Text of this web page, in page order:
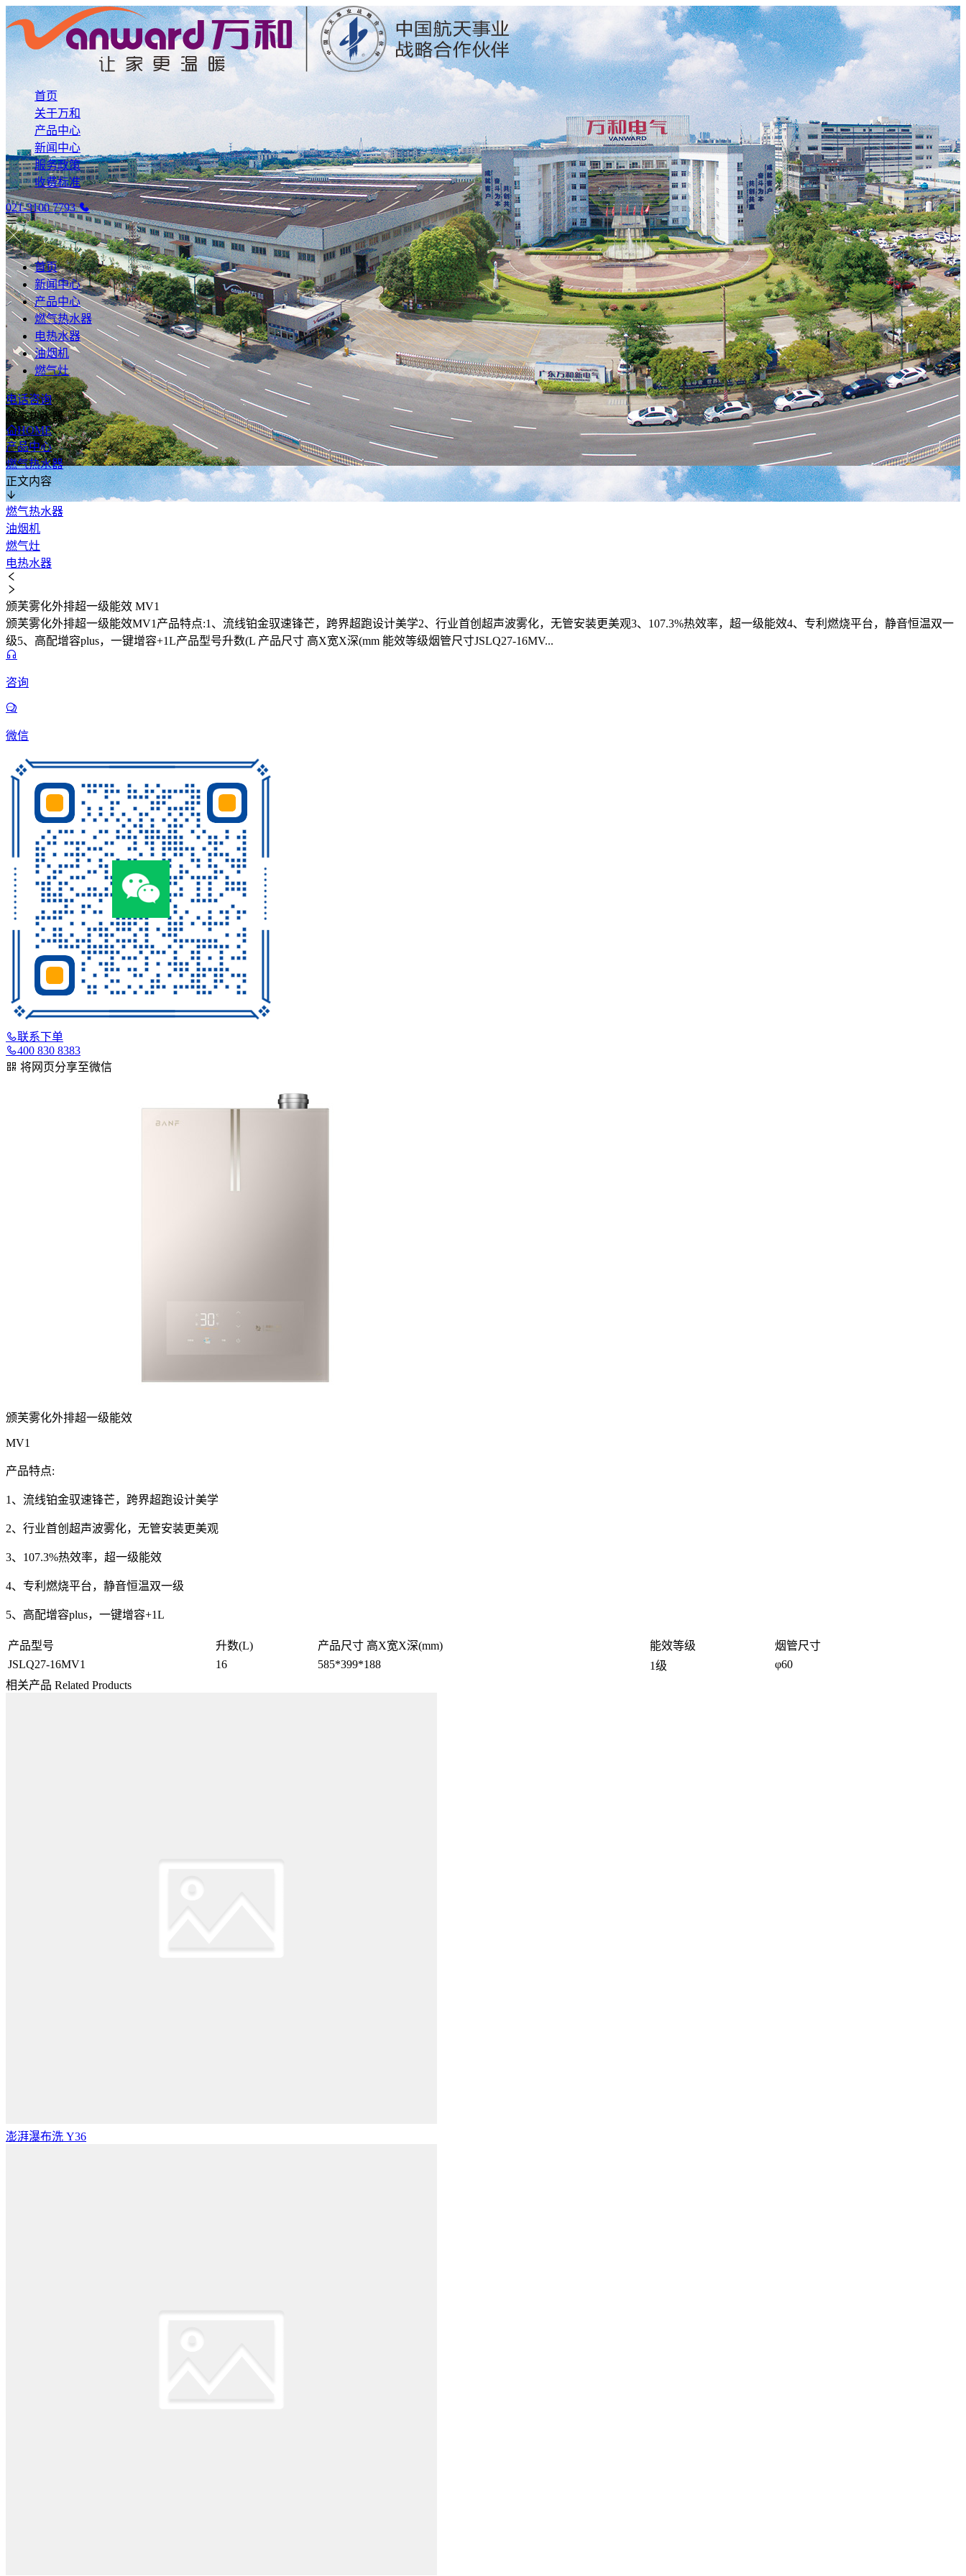
首页
关于万和
产品中心
新闻中心
服务政策
收费标准
021-3100 7793
首页
新闻中心
产品中心
燃气热水器
电热水器
油烟机
燃气灶
电话咨询
燃气热水器
HOME
产品中心
燃气热水器
正文内容
燃气热水器
油烟机
燃气灶
电热水器
​颁芙雾化外排超一级能效 MV1
颁芙雾化外排超一级能效MV1产品特点:1、流线铂金驭速锋芒，跨界超跑设计美学2、行业首创超声波雾化，无管安装更美观3、107.3%热效率，超一级能效4、专利燃烧平台，静音恒温双一
级5、高配增容plus，一键增容+1L产品型号升数(L 产品尺寸 高X宽X深(mm 能效等级烟管尺寸JSLQ27-16MV...
咨询
微信
联系下单
400 830 8383
将网页分享至微信
颁芙雾化外排超一级能效
MV1
产品特点:
1、流线铂金驭速锋芒，跨界超跑设计美学
2、行业首创超声波雾化，无管安装更美观
3、107.3%热效率，超一级能效
4、专利燃烧平台，静音恒温双一级
5、高配增容plus，一键增容+1L
产品型号 升数(L) 产品尺寸 高X宽X深(mm) 能效等级
烟管尺寸
JSLQ27-16MV1
16 585*399*188 1级
φ60
相关产品 Related Products
澎湃瀑布洗 Y36